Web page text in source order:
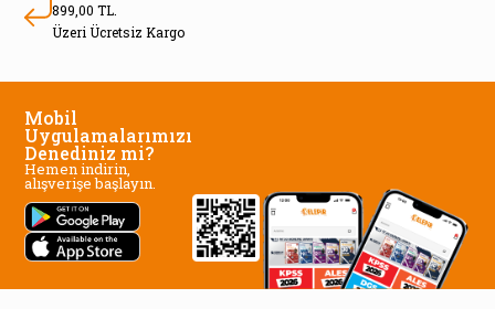
899,00 TL.
Üzeri Ücretsiz Kargo
Mobil
Uygulamalarımızı
Denediniz mi?
Hemen indirin,
alışverişe başlayın.